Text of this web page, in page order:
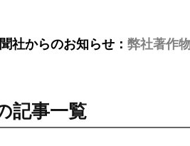
社からのお知らせ： 弊社著作
記事一覧